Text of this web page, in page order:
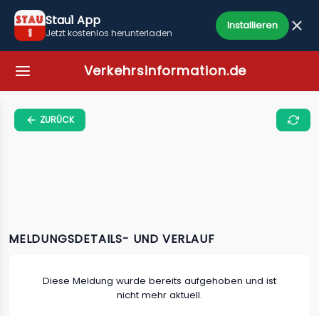
Stau1 App
Jetzt kostenlos herunterladen
Installieren
Verkehrsinformation.de
ZURÜCK
MELDUNGSDETAILS- UND VERLAUF
Diese Meldung wurde bereits aufgehoben und ist
nicht mehr aktuell.